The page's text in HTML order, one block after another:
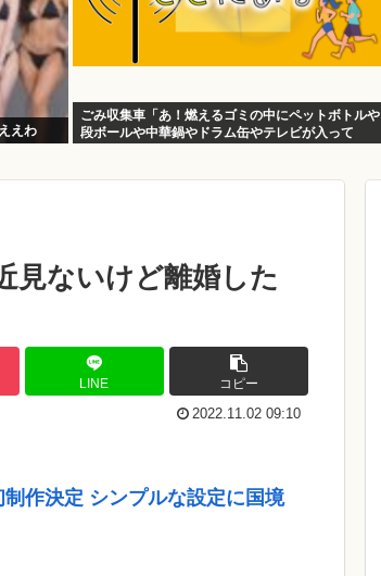
えわ
ごみ収集車「あ！燃えるゴミの中にペットボトルや
段ボールや中華鍋やドラム缶やテレビが入って
見ないけど離婚した
LINE コピー
2022.11.02 09:10
作決定 シンプルな設定に国境